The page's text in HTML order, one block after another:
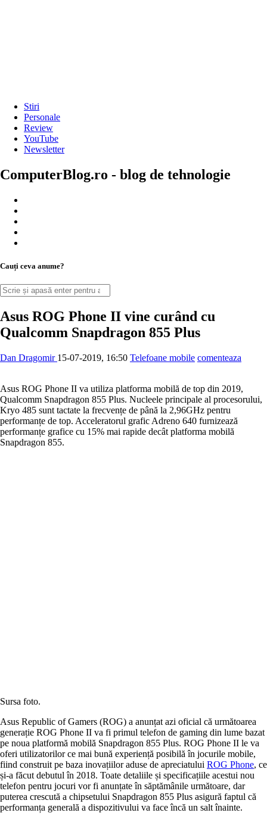
Stiri
Personale
Review
YouTube
Newsletter
ComputerBlog.ro - blog de tehnologie
Cauți ceva anume?
Asus ROG Phone II vine curând cu
Qualcomm Snapdragon 855 Plus
Dan Dragomir 15-07-2019, 16:50 Telefoane mobile comenteaza
Asus ROG Phone II va utiliza platforma mobilă de top din 2019,
Qualcomm Snapdragon 855 Plus. Nucleele principale al procesorului,
Kryo 485 sunt tactate la frecvențe de până la 2,96GHz pentru
performanțe de top. Acceleratorul grafic Adreno 640 furnizează
performanțe grafice cu 15% mai rapide decât platforma mobilă
Snapdragon 855.
Sursa foto.
Asus Republic of Gamers (ROG) a anunțat azi oficial că următoarea
generație ROG Phone II va fi primul telefon de gaming din lume bazat
pe noua platformă mobilă Snapdragon 855 Plus. ROG Phone II le va
oferi utilizatorilor ce mai bună experiență posibilă în jocurile mobile,
fiind construit pe baza inovațiilor aduse de apreciatului ROG Phone, ce
și-a făcut debutul în 2018. Toate detaliile și specificațiile acestui nou
telefon pentru jocuri vor fi anunțate în săptămânile următoare, dar
puterea crescută a chipsetului Snapdragon 855 Plus asigură faptul că
performanța generală a dispozitivului va face încă un salt înainte.